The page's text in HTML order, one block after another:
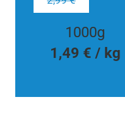
1000g
1,49 € / kg